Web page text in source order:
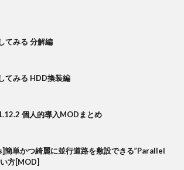
てみる 分解編
てみる HDD換装編
個人的導入MODまとめ
単かつ綺麗に並行道路を敷設できる”Parallel
方[MOD]